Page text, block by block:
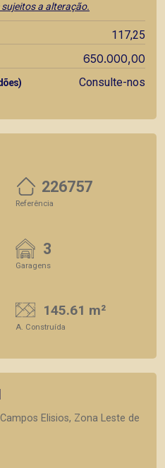
sujeitos a alteração.
117,25
650.000,00
Consulte-nos
226757
Referência
3
Garagens
145.61 m²
A. Construída
Elisios, Zona Leste de